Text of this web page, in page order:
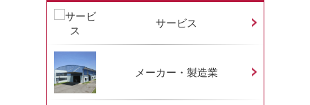
サービス
メーカー・製造業